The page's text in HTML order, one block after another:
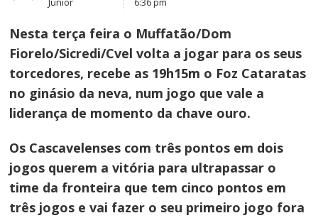
Nesta terça feira o Muffatão/Dom
Fiorelo/Sicredi/Cvel volta a jogar para os seus
torcedores, recebe as 19h15m o Foz Cataratas
no ginásio da neva, num jogo que vale a
liderança de momento da chave ouro.
Os Cascavelenses com três pontos em dois
jogos querem a vitória para ultrapassar o
time da fronteira que tem cinco pontos em
três jogos e vai fazer o seu primeiro jogo fora